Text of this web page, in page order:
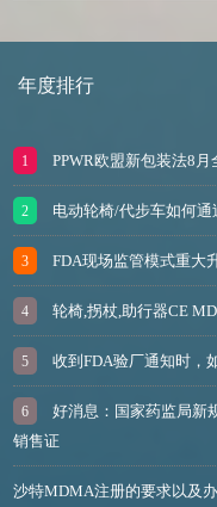
年度排行
PPWR欧盟新包装法8
电动轮椅/代步车如何通
FDA现场监管模式重大
轮椅,拐杖,助行器CE
收到FDA验厂通知时，
好消息：国家药监局新
销售证
沙特MDMA注册的要求以及